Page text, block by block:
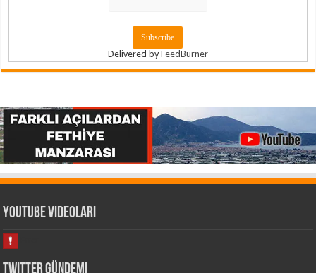
Delivered byFeedBurner
Youtube Videoları